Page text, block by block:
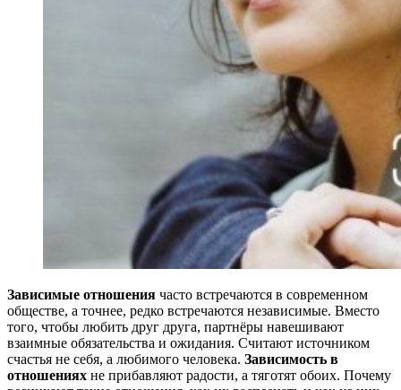
Зависимые отношения часто встречаются в современном
обществе, а точнее, редко встречаются независимые. Вместо
того, чтобы любить друг друга, партнёры навешивают
взаимные обязательства и ожидания. Считают источником
счастья не себя, а любимого человека. Зависимость в
отношениях не прибавляют радости, а тяготят обоих. Почему